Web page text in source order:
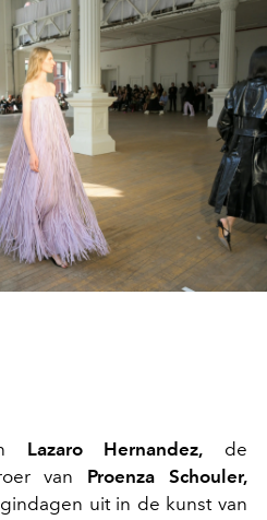
Lazaro Hernandez, de
van Proenza Schouler,
uit in de kunst van